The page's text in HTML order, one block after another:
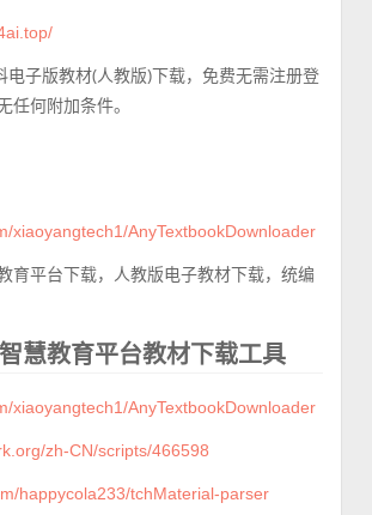
电子版教材(人教版)下载，免费无需注册登
任何附加条件。
xiaoyangtech1/AnyTextbookDownloader
育平台下载，人教版电子教材下载，统编
慧教育平台教材下载工具
xiaoyangtech1/AnyTextbookDownloader
zh-CN/scripts/466598
happycola233/tchMaterial-parser